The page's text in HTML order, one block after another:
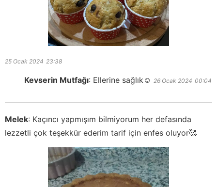
25 Ocak 2024 23:38
Kevserin Mutfağı: Ellerine sağlık☺️ 26 Ocak 2024 00:04
Melek: Kaçıncı yapmışım bilmiyorum her defasında
lezzetli çok teşekkür ederim tarif için enfes oluyor🥰